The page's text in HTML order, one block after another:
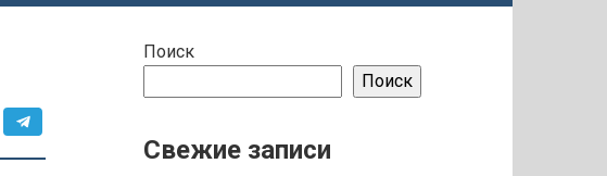
Поиск
Поиск
Свежие записи